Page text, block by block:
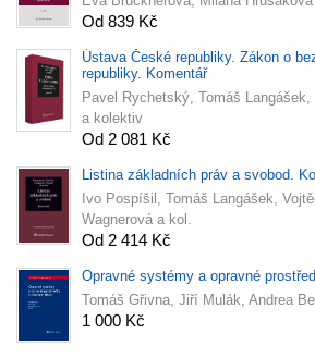
Od 839 Kč
Ústava České republiky. Zákon o
republiky. Komentář
Pavel Rychetský, Tomáš
a kolektiv
Od 2 081 Kč
Listina základních práv a svobod.
Ivo Pospíšil, Tomáš Langášek,
Wagnerová a kol.
Od 2 414 Kč
Opravné systémy a opravné
Tomáš Gřivna, Jiří Mulák, Andrea
1 000 Kč